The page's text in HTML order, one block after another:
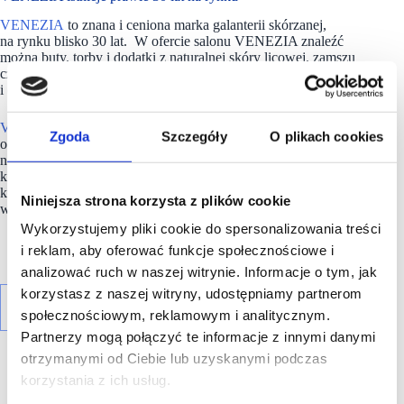
Zgoda Szczegóły O plikach cookies
Niniejsza strona korzysta z plików cookie
Wykorzystujemy pliki cookie do spersonalizowania treści
i reklam, aby oferować funkcje społecznościowe i
analizować ruch w naszej witrynie. Informacje o tym, jak
korzystasz z naszej witryny, udostępniamy partnerom
społecznościowym, reklamowym i analitycznym.
Partnerzy mogą połączyć te informacje z innymi danymi
otrzymanymi od Ciebie lub uzyskanymi podczas
korzystania z ich usług.
VENEZIA to znana i ceniona marka galanterii skórzanej,
na rynku blisko 30 lat. W ofercie salonu VENEZIA znaleźć
można buty, torby i dodatki z naturalnej skóry licowej, zamszu
czy nubuku, które wyróżnia wysoka jakość wykonania
i oryginalne wykończenia.
VENEZIA
łączy wyrafinowaną elegancję z nowoczesnym,
odważnym designem. Każda kolekcja to kombinacja
najnowszych trendów i inspiracji czerpanych z ponadczasowej
klasyki. To marka stworzona specjalnie z myślą o tych,
którzy poszukują wyjątkowych modeli, a dzięki modzie
wyrażają siebie.